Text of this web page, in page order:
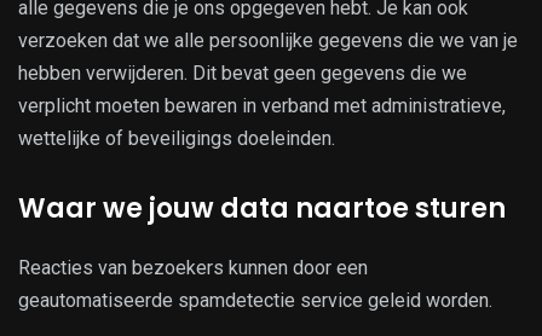
alle gegevens die je ons opgegeven hebt. Je kan ook
verzoeken dat we alle persoonlijke gegevens die we van je
hebben verwijderen. Dit bevat geen gegevens die we
verplicht moeten bewaren in verband met administratieve,
wettelijke of beveiligings doeleinden.
Waar we jouw data naartoe sturen
Reacties van bezoekers kunnen door een
geautomatiseerde spamdetectie service geleid worden.